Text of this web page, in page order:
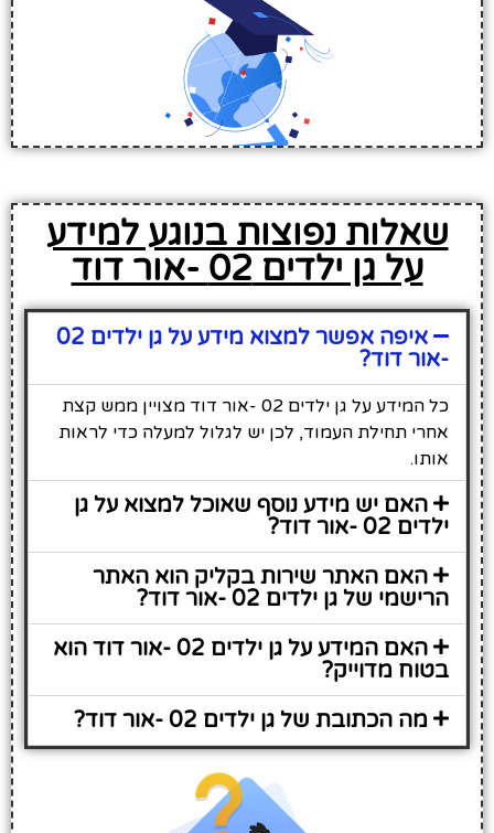
שאלות נפוצות בנוגע למידע
על גן ילדים 02 -אור דוד
איפה אפשר למצוא מידע על גן ילדים 02
-אור דוד?
כל המידע על גן ילדים 02 -אור דוד מצויין ממש קצת
אחרי תחילת העמוד, לכן יש לגלול למעלה כדי לראות
אותו.
האם יש מידע נוסף שאוכל למצוא על גן
ילדים 02 -אור דוד?
האם האתר שירות בקליק הוא האתר
הרישמי של גן ילדים 02 -אור דוד?
האם המידע על גן ילדים 02 -אור דוד הוא
בטוח מדוייק?
מה הכתובת של גן ילדים 02 -אור דוד?